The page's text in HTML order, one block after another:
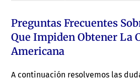
Preguntas Frecuentes
Que Impiden Obtener La
Americana
A continuación resolvemos las